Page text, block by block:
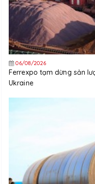
06/08/2026
Ferrexpo tạm dừng sản
Ukraine